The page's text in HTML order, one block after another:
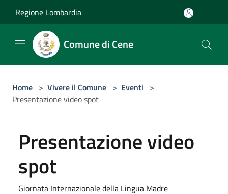
Regione Lombardia
Comune di Cene
Home > Vivere il Comune > Eventi >
Presentazione video spot
Presentazione video
spot
Giornata Internazionale della Lingua Madre